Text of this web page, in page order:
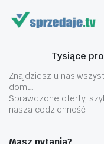
Tysiące
Znajdziesz u nas
domu.
Sprawdzone oferty,
nasza codzienność.